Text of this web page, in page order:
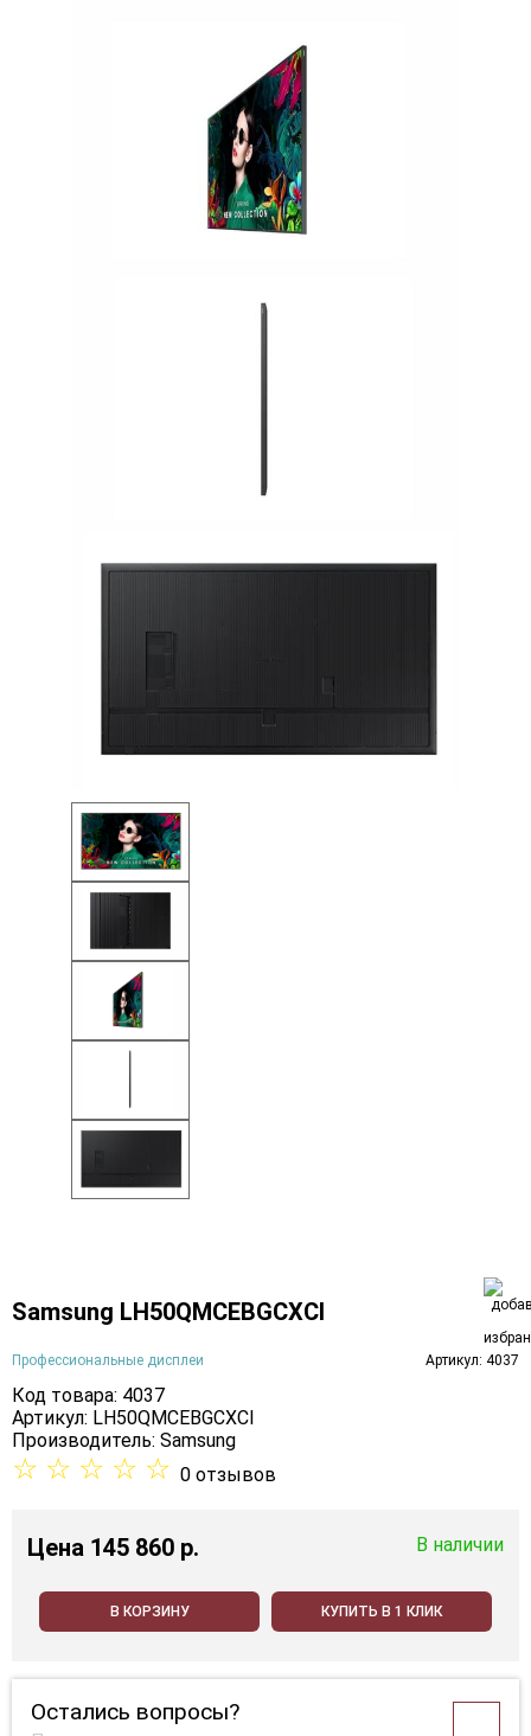
Samsung LH50QMCEBGCXCI
Профессиональные дисплеи Артикул: 4037
Код товара: 4037
Артикул: LH50QMCEBGCXCI
Производитель: Samsung
☆ ☆ ☆ ☆ ☆ 0 отзывов
Цена 145 860 p. В наличии
В КОРЗИНУ КУПИТЬ В 1 КЛИК
Остались вопросы?